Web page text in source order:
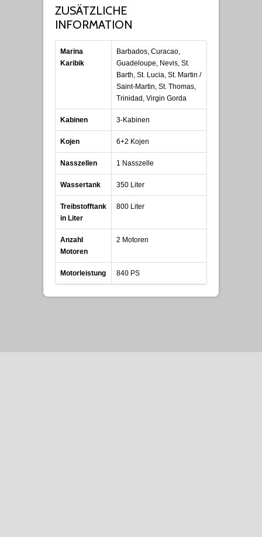
ZUSÄTZLICHE
INFORMATION
Marina
Karibik
Barbados, Curacao,
Guadeloupe, Nevis, St.
Barth, St. Lucia, St. Martin /
Saint-Martin, St. Thomas,
Trinidad, Virgin Gorda
Kabinen 3-Kabinen
Kojen 6+2 Kojen
Nasszellen 1 Nasszelle
Wassertank 350 Liter
Treibstofftank
in Liter
800 Liter
Anzahl
Motoren
2 Motoren
Motorleistung 840 PS